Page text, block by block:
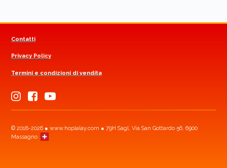
Contatti
Privacy Policy
Termini e condizioni di vendita
© 2018-2026 ● www.hoplalay.com ● 79H Sagl, Via San Gottardo 56, 6900
Massagno